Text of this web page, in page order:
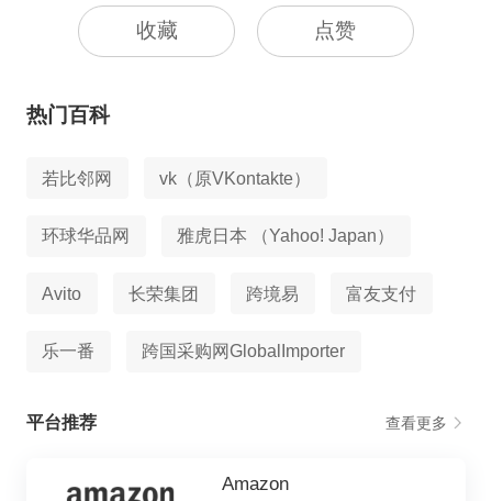
收藏 点赞
热门百科
若比邻网 vk（原VKontakte）
环球华品网 雅虎日本 （Yahoo! Japan）
Avito 长荣集团 跨境易 富友支付
乐一番 跨国采购网GlobalImporter
平台推荐 查看更多
Amazon